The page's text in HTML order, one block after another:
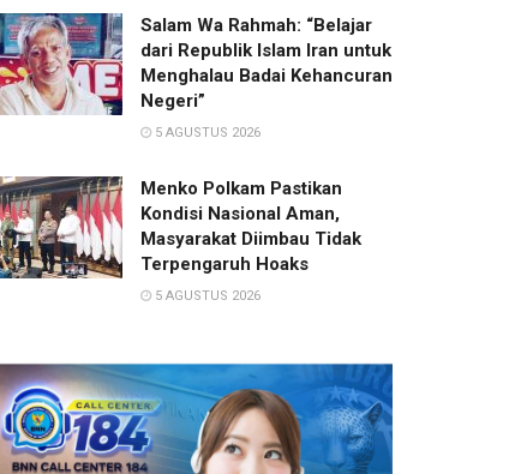
Salam Wa Rahmah: “Belajar
dari Republik Islam Iran untuk
Menghalau Badai Kehancuran
Negeri”
5 AGUSTUS 2026
Menko Polkam Pastikan
Kondisi Nasional Aman,
Masyarakat Diimbau Tidak
Terpengaruh Hoaks
5 AGUSTUS 2026